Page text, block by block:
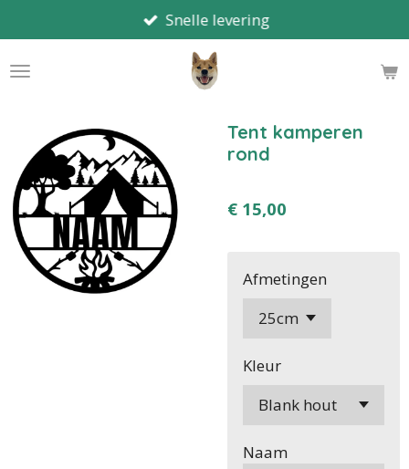
direct
naar
Snelle levering
Tent kamperen
rond
€ 15,00
Afmetingen
Kleur
Naam